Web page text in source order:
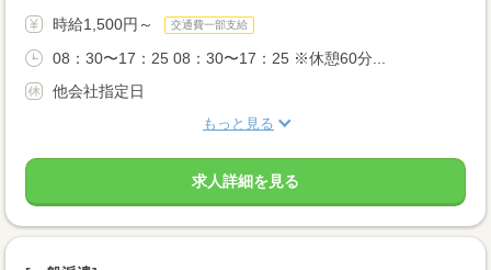
時給1,500円～ 交通費一部支給
08：30〜17：25 08：30〜17：25 ※休憩60分...
他会社指定日
もっと見る
求人詳細を見る